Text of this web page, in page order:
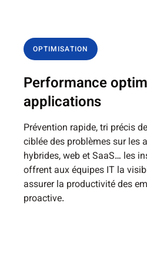
OPTIMISATION
Performance
applications
Prévention rapide, tri précis
ciblée des problèmes sur les
hybrides, web et SaaS… les
offrent aux équipes IT la
assurer la productivité des